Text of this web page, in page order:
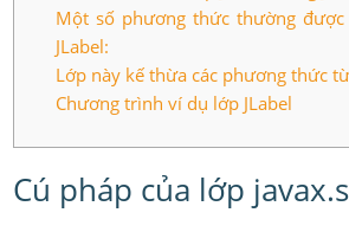
Một số phương thức thường
JLabel:
Lớp này kế thừa các phương thức
Chương trình ví dụ lớp JLabel
Cú pháp của lớp